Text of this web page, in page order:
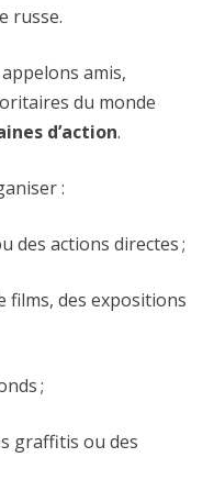
russe.
amis,
du monde
d’action.
:
des actions directes;
films, des expositions
;
graffitis ou des